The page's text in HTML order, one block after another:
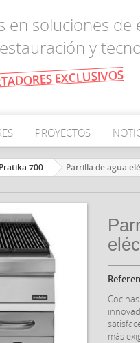
en soluciones
y
EXCLUSIVOS
PROYECTOS
700 Parrilla de agua
más